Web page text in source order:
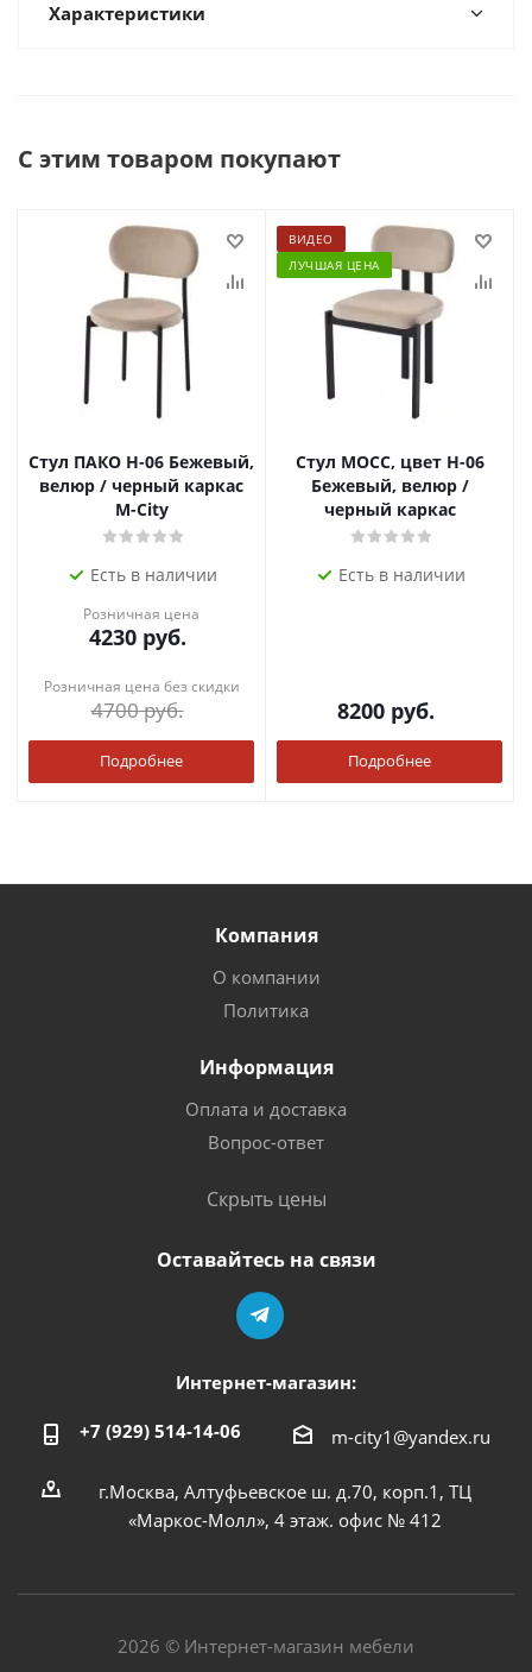
Характеристики
С этим товаром покупают
Стул ПАКО H-06 Бежевый,
велюр / черный каркас
М-City
Есть в наличии
Розничная цена
4230руб.
Розничная цена без скидки
4700руб.
Подробнее
ВИДЕО
ЛУЧШАЯ ЦЕНА
Стул МОСС, цвет H-06
Бежевый, велюр /
черный каркас
Есть в наличии
8200руб.
Подробнее
Компания
О компании
Политика
Информация
Оплата и доставка
Вопрос-ответ
Скрыть цены
Оставайтесь на связи
Интернет-магазин:
+7 (929) 514-14-06 m-city1@yandex.ru
г.Москва, Алтуфьевское ш. д.70, корп.1, ТЦ
«Маркос-Молл», 4 этаж. офис № 412
2026 © Интернет-магазин мебели